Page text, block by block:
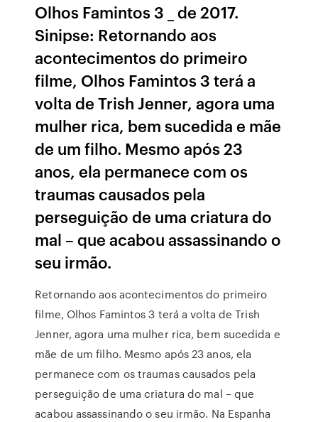
Olhos Famintos 3 _ de 2017.
Sinipse: Retornando aos
acontecimentos do primeiro
filme, Olhos Famintos 3 terá a
volta de Trish Jenner, agora uma
mulher rica, bem sucedida e mãe
de um filho. Mesmo após 23
anos, ela permanece com os
traumas causados pela
perseguição de uma criatura do
mal – que acabou assassinando o
seu irmão.
Retornando aos acontecimentos do primeiro
filme, Olhos Famintos 3 terá a volta de Trish
Jenner, agora uma mulher rica, bem sucedida e
mãe de um filho. Mesmo após 23 anos, ela
permanece com os traumas causados pela
perseguição de uma criatura do mal – que
acabou assassinando o seu irmão. Na Espanha